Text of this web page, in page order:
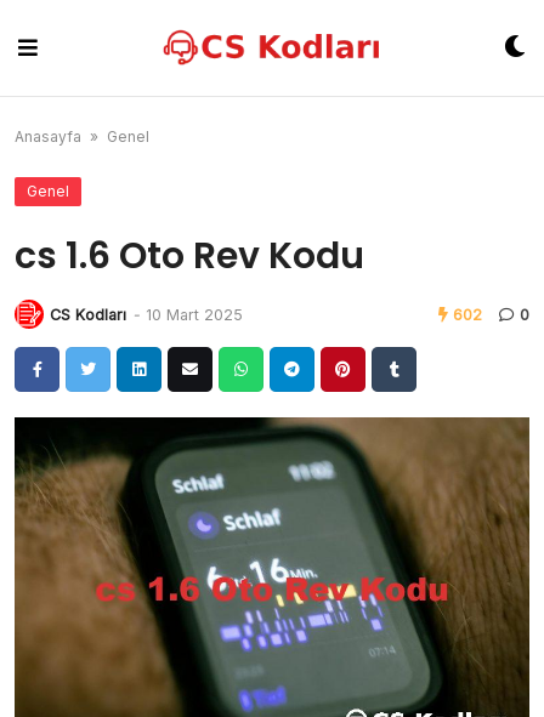
content
Anasayfa » Genel
Genel
cs 1.6 Oto Rev Kodu
CS Kodları - 10 Mart 2025 602 0